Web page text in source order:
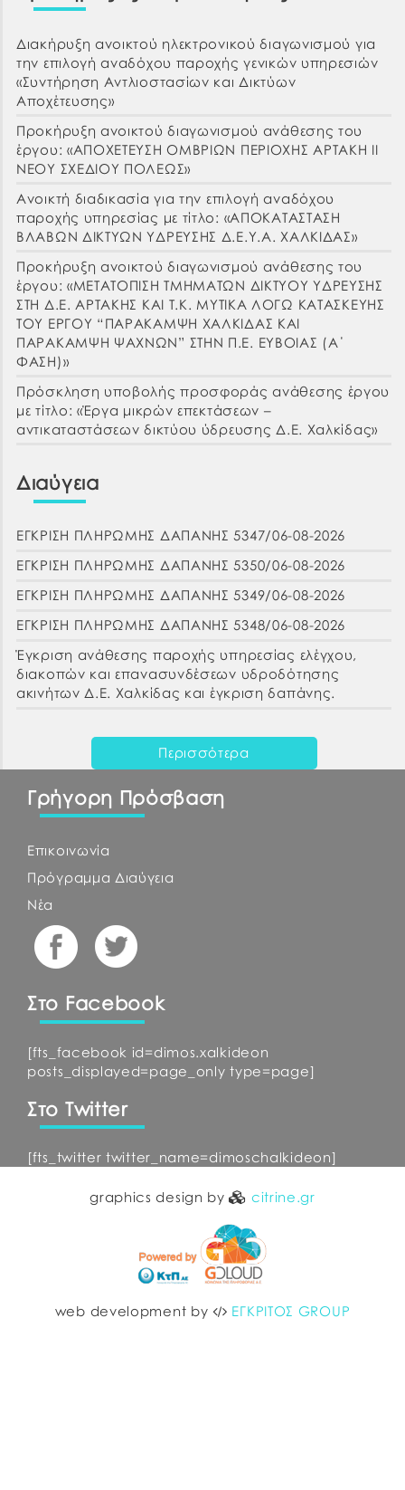
Διακήρυξη ανοικτού ηλεκτρονικού διαγωνισμού για
την επιλογή αναδόχου παροχής γενικών υπηρεσιών
«Συντήρηση Αντλιοστασίων και Δικτύων
Αποχέτευσης»
Προκήρυξη ανοικτού διαγωνισμού ανάθεσης του
έργου: «ΑΠΟΧΕΤΕΥΣΗ ΟΜΒΡΙΩΝ ΠΕΡΙΟΧΗΣ ΑΡΤΑΚΗ ΙΙ
ΝΕΟΥ ΣΧΕΔΙΟΥ ΠΟΛΕΩΣ»
Ανοικτή διαδικασία για την επιλογή αναδόχου
παροχής υπηρεσίας με τίτλο: «ΑΠΟΚΑΤΑΣΤΑΣΗ
ΒΛΑΒΩΝ ΔΙΚΤΥΩΝ ΥΔΡΕΥΣΗΣ Δ.Ε.Υ.Α. ΧΑΛΚΙΔΑΣ»
Προκήρυξη ανοικτού διαγωνισμού ανάθεσης του
έργου: «ΜΕΤΑΤΟΠΙΣΗ ΤΜΗΜΑΤΩΝ ΔΙΚΤΥΟΥ ΥΔΡΕΥΣΗΣ
ΣΤΗ Δ.Ε. ΑΡΤΑΚΗΣ ΚΑΙ Τ.Κ. ΜΥΤΙΚΑ ΛΟΓΩ ΚΑΤΑΣΚΕΥΗΣ
ΤΟΥ ΕΡΓΟΥ “ΠΑΡΑΚΑΜΨΗ ΧΑΛΚΙΔΑΣ ΚΑΙ
ΠΑΡΑΚΑΜΨΗ ΨΑΧΝΩΝ” ΣΤΗΝ Π.Ε. ΕΥΒΟΙΑΣ (Α΄
ΦΑΣΗ)»
Πρόσκληση υποβολής προσφοράς ανάθεσης έργου
με τίτλο: «Έργα μικρών επεκτάσεων –
αντικαταστάσεων δικτύου ύδρευσης Δ.Ε. Χαλκίδας»
Διαύγεια
ΕΓΚΡΙΣΗ ΠΛΗΡΩΜΗΣ ΔΑΠΑΝΗΣ 5347/06-08-2026
ΕΓΚΡΙΣΗ ΠΛΗΡΩΜΗΣ ΔΑΠΑΝΗΣ 5350/06-08-2026
ΕΓΚΡΙΣΗ ΠΛΗΡΩΜΗΣ ΔΑΠΑΝΗΣ 5349/06-08-2026
ΕΓΚΡΙΣΗ ΠΛΗΡΩΜΗΣ ΔΑΠΑΝΗΣ 5348/06-08-2026
Έγκριση ανάθεσης παροχής υπηρεσίας ελέγχου,
διακοπών και επανασυνδέσεων υδροδότησης
ακινήτων Δ.Ε. Χαλκίδας και έγκριση δαπάνης.
Περισσότερα
Γρήγορη Πρόσβαση
Επικοινωνία
Πρόγραμμα Διαύγεια
Νέα
Στο Facebook
[fts_facebook id=dimos.xalkideon
posts_displayed=page_only type=page]
Στο Twitter
[fts_twitter twitter_name=dimoschalkideon]
graphics design by citrine.gr
web development by ΕΓΚΡΙΤΟΣ GROUP